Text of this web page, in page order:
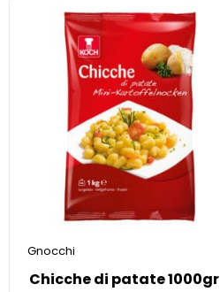
Gnocchi
Chicche di patate 1000gr